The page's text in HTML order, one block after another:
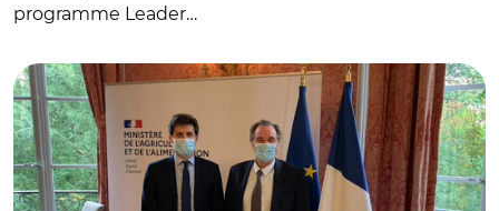
programme Leader…
© @Regionsdefrance/ Julien Denormandie et Renaud